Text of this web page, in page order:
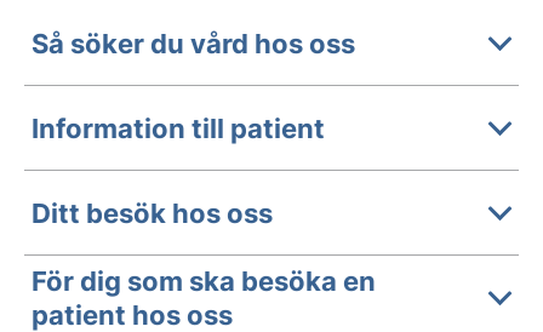
Så söker du vård hos oss
Information till patient
Ditt besök hos oss
För dig som ska besöka en
patient hos oss